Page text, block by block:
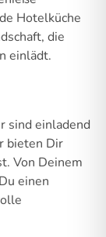
Hotelküche
die
einlädt.
sind einladend
bieten Dir
Von Deinem
einen